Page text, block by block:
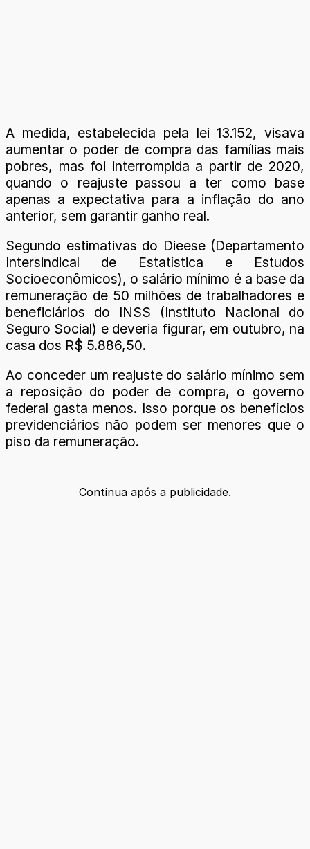
A medida, estabelecida pela lei 13.152, visava
aumentar o poder de compra das famílias mais
pobres, mas foi interrompida a partir de 2020,
quando o reajuste passou a ter como base
apenas a expectativa para a inflação do ano
anterior, sem garantir ganho real.
Segundo estimativas do Dieese (Departamento
Intersindical de Estatística e Estudos
Socioeconômicos), o salário mínimo é a base da
remuneração de 50 milhões de trabalhadores e
beneficiários do INSS (Instituto Nacional do
Seguro Social) e deveria figurar, em outubro, na
casa dos R$ 5.886,50.
Ao conceder um reajuste do salário mínimo sem
a reposição do poder de compra, o governo
federal gasta menos. Isso porque os benefícios
previdenciários não podem ser menores que o
piso da remuneração.
Continua após a publicidade.